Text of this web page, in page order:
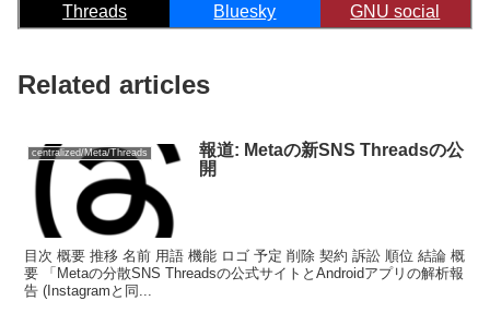
Threads
Bluesky GNU social
Related articles
centralized/Meta/Threads
報道: Metaの新SNS Threadsの公
開
目次 概要 推移 名前 用語 機能 ロゴ 予定 削除 契約 訴訟 順位 結論 概
要 「Metaの分散SNS Threadsの公式サイトとAndroidアプリの解析報
告 (Instagramと同...